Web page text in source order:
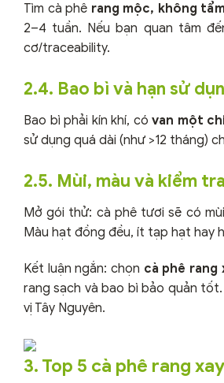
Tìm cà phê rang mộc, không
2–4 tuần. Nếu bạn quan tâm
cơ/traceability.
2.4. Bao bì và hạn sử
Bao bì phải kín khí, cóvan một
sử dụng quá dài (như >12 tháng)
2.5. Mùi, màu và kiểm
Mở gói thử: cà phê tươi sẽ có
Màu hạt đồng đều, ít tạp hạt hay
Kết luận ngắn: chọn cà phê rang
rang sạch và bao bì bảo quản
vị Tây Nguyên.
3. Top 5 cà phê rang